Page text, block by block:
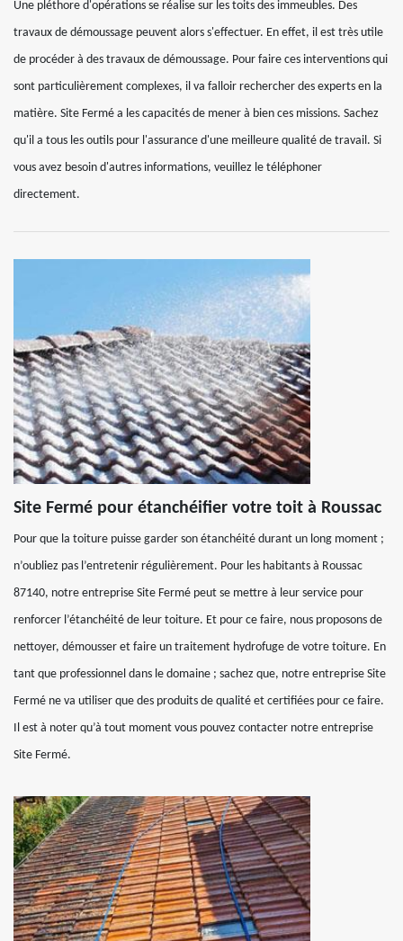
Une pléthore d'opérations se réalise sur les toits des immeubles. Des
travaux de démoussage peuvent alors s'effectuer. En effet, il est très utile
de procéder à des travaux de démoussage. Pour faire ces interventions qui
sont particulièrement complexes, il va falloir rechercher des experts en la
matière. Site Fermé a les capacités de mener à bien ces missions. Sachez
qu'il a tous les outils pour l'assurance d'une meilleure qualité de travail. Si
vous avez besoin d'autres informations, veuillez le téléphoner
directement.
Site Fermé pour étanchéifier votre toit à Roussac
Pour que la toiture puisse garder son étanchéité durant un long moment ;
n’oubliez pas l’entretenir régulièrement. Pour les habitants à Roussac
87140, notre entreprise Site Fermé peut se mettre à leur service pour
renforcer l’étanchéité de leur toiture. Et pour ce faire, nous proposons de
nettoyer, démousser et faire un traitement hydrofuge de votre toiture. En
tant que professionnel dans le domaine ; sachez que, notre entreprise Site
Fermé ne va utiliser que des produits de qualité et certifiées pour ce faire.
Il est à noter qu’à tout moment vous pouvez contacter notre entreprise
Site Fermé.